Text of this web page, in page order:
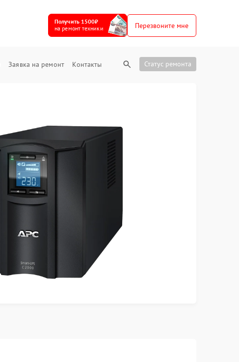
Получить 1500₽
на ремонт техники
Перезвоните мне
Заявка на ремонт Контакты Статус ремонта